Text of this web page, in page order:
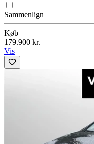
Sammenlign
Køb
179.900 kr.
Vis